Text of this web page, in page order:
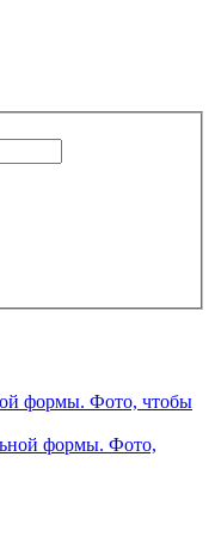
формы. Фото, чтобы